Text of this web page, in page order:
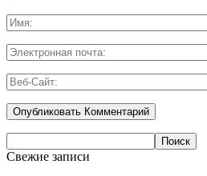
Свежие записи